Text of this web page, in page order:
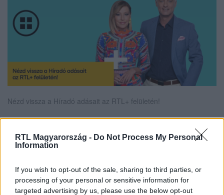
RTL Magyarország - Do Not Process My Personal
Information
If you wish to opt-out of the sale, sharing to third parties, or
processing of your personal or sensitive information for
targeted advertising by us, please use the below opt-out
Nézd vissza a Híradó adásait az RTL+ felületén!
Itt állítsd be, hogy az RTL.hu az elsők között